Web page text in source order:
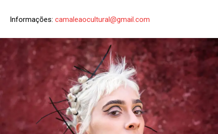
Informações: camaleaocultural@gmail.com